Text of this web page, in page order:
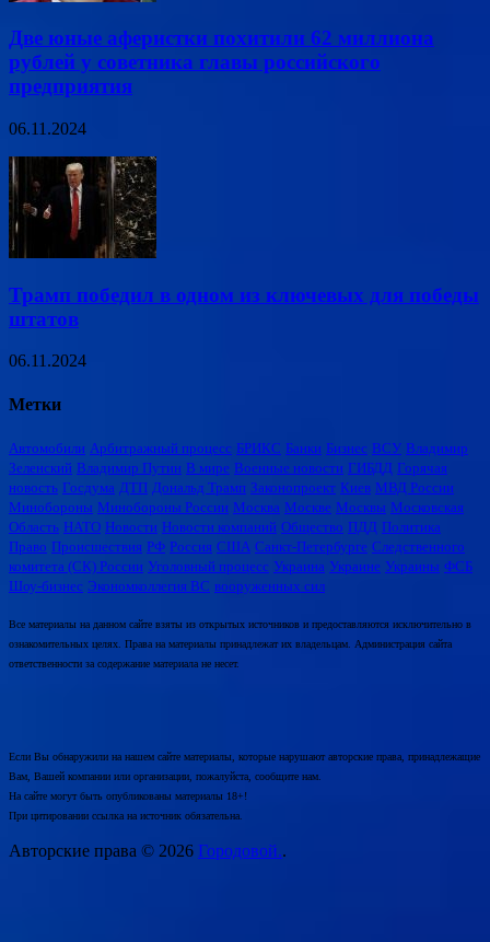
Две юные аферистки похитили 62 миллиона
рублей у советника главы российского
предприятия
06.11.2024
Трамп победил в одном из ключевых для победы
штатов
06.11.2024
Метки
Автомобили Арбитражный процесс БРИКС Банки Бизнес ВСУ Владимир
Зеленский Владимир Путин В мире Военные новости ГИБДД Горячая
новость Госдума ДТП Дональд Трамп Законопроект Киев МВД России
Минобороны Минобороны России Москва Москве Москвы Московская
Область НАТО Новости Новости компаний Общество ПДД Политика
Право Происшествия РФ Россия США Санкт-Петербурге Следственного
комитета (СК) России Уголовный процесс Украина Украине Украины ФСБ
Шоу-бизнес Экономколлегия ВС вооруженных сил
Все материалы на данном сайте взяты из открытых источников и предоставляются исключительно в
ознакомительных целях. Права на материалы принадлежат их владельцам. Администрация сайта
ответственности за содержание материала не несет.
Если Вы обнаружили на нашем сайте материалы, которые нарушают авторские права, принадлежащие
Вам, Вашей компании или организации, пожалуйста, сообщите нам.
На сайте могут быть опубликованы материалы 18+!
При цитировании ссылка на источник обязательна.
Авторские права © 2026 Городовой..